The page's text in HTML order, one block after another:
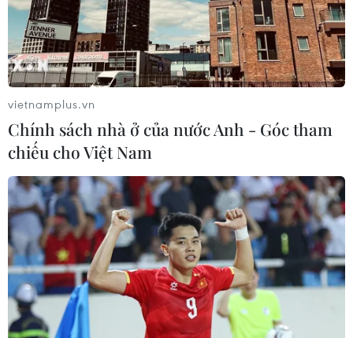
vietnamplus.vn
Chính sách nhà ở của nước Anh - Góc tham
chiếu cho Việt Nam